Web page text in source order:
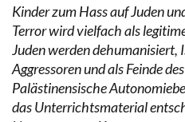
Kinder zum Hass auf Juden
Terror wird vielfach als
Juden werden dehumanisiert,
Aggressoren und als Feinde
Palästinensische
das Unterrichtsmaterial